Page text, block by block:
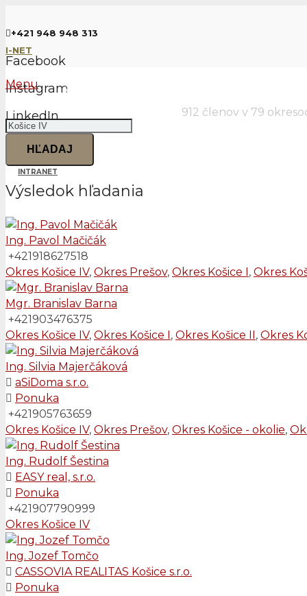
+421 948 948 313
Facebook
Instagram
LinkedIn
INTRANET
I-NET
Menu Vyhľadať overeného realitného
912 členov v 79
Hľadať
HĽADAJ
Výsledok hľadania
Ing. Pavol Mačičák
+421918627518
Okres Košice IV, Okres Prešov, Okres Košice I, Okres
Mgr. Branislav Barna
+421903476375
Okres Košice IV, Okres Košice I, Okres Košice II, Okres
Ing. Silvia Majerčáková
aSiDoma s.r.o.
Ponuka
+421905763659
Okres Košice IV, Okres Prešov, Okres Košice - okolie,
Ing. Rudolf Šestina
EASY real, s.r.o.
Ponuka
+421907790999
Okres Košice IV
Ing. Jozef Tomčo
CASSOVIA REALITAS Košice s.r.o.
Ponuka